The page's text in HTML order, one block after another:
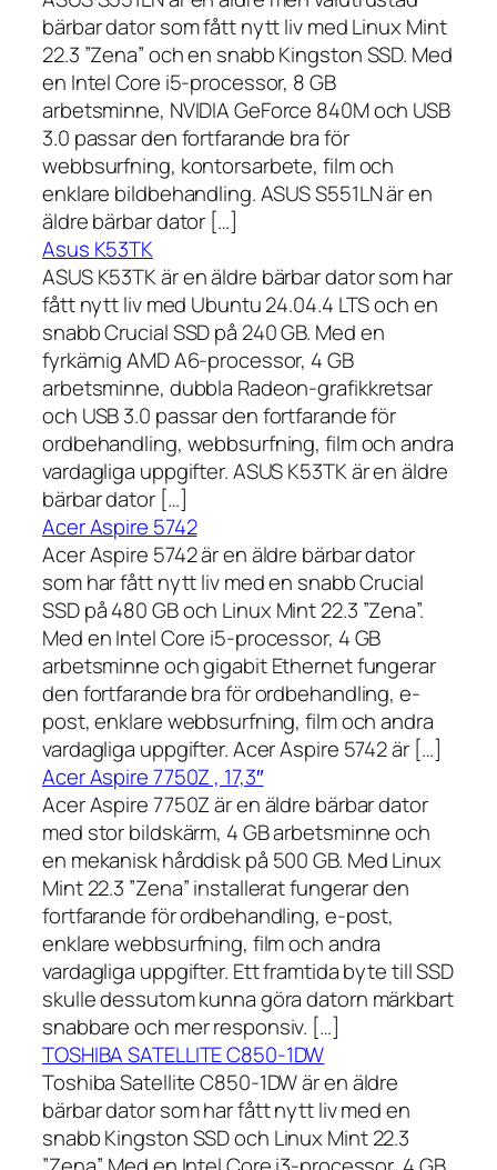
bärbar dator som fått nytt liv med Linux Mint
22.3 ”Zena” och en snabb Kingston SSD. Med
en Intel Core i5-processor, 8 GB
arbetsminne, NVIDIA GeForce 840M och USB
3.0 passar den fortfarande bra för
webbsurfning, kontorsarbete, film och
enklare bildbehandling. ASUS S551LN är en
äldre bärbar dator […]
Asus K53TK
ASUS K53TK är en äldre bärbar dator som har
fått nytt liv med Ubuntu 24.04.4 LTS och en
snabb Crucial SSD på 240 GB. Med en
fyrkärnig AMD A6-processor, 4 GB
arbetsminne, dubbla Radeon-grafikkretsar
och USB 3.0 passar den fortfarande för
ordbehandling, webbsurfning, film och andra
vardagliga uppgifter. ASUS K53TK är en äldre
bärbar dator […]
Acer Aspire 5742
Acer Aspire 5742 är en äldre bärbar dator
som har fått nytt liv med en snabb Crucial
SSD på 480 GB och Linux Mint 22.3 ”Zena”.
Med en Intel Core i5-processor, 4 GB
arbetsminne och gigabit Ethernet fungerar
den fortfarande bra för ordbehandling, e-
post, enklare webbsurfning, film och andra
vardagliga uppgifter. Acer Aspire 5742 är […]
Acer Aspire 7750Z , 17,3″
Acer Aspire 7750Z är en äldre bärbar dator
med stor bildskärm, 4 GB arbetsminne och
en mekanisk hårddisk på 500 GB. Med Linux
Mint 22.3 ”Zena” installerat fungerar den
fortfarande för ordbehandling, e-post,
enklare webbsurfning, film och andra
vardagliga uppgifter. Ett framtida byte till SSD
skulle dessutom kunna göra datorn märkbart
snabbare och mer responsiv. […]
TOSHIBA SATELLITE C850-1DW
Toshiba Satellite C850-1DW är en äldre
bärbar dator som har fått nytt liv med en
snabb Kingston SSD och Linux Mint 22.3